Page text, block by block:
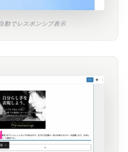
動でレスポンシブ表示